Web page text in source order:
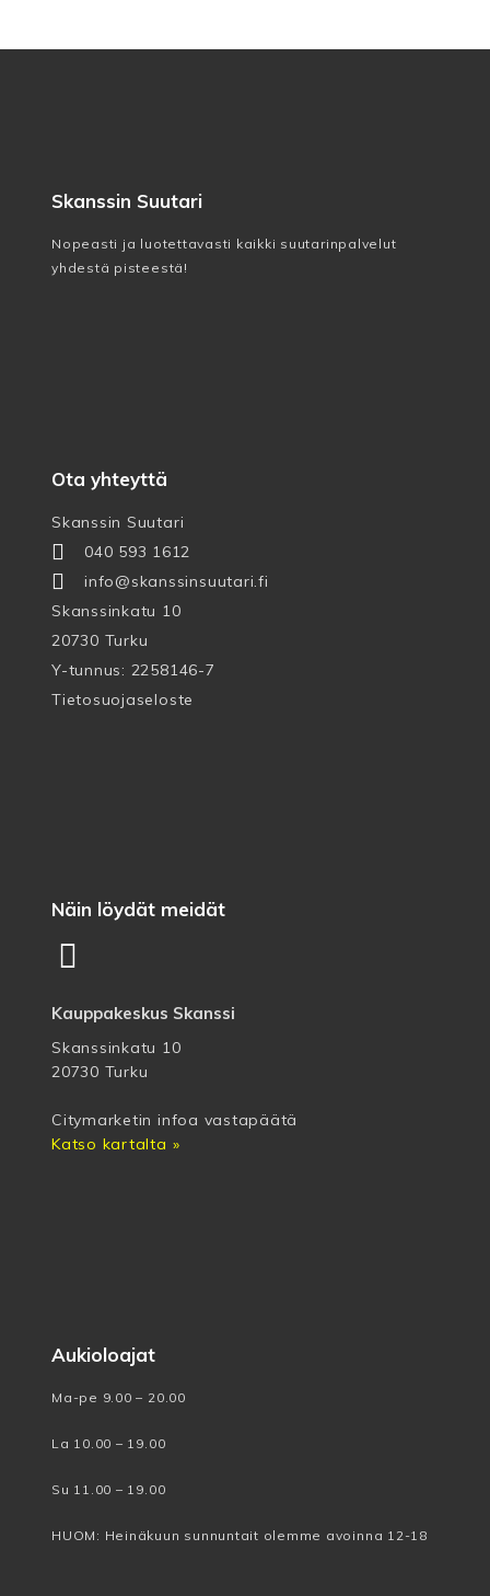
Skanssin Suutari
Nopeasti ja luotettavasti kaikki suutarinpalvelut
yhdestä pisteestä!
Ota yhteyttä
Skanssin Suutari
040 593 1612
info@skanssinsuutari.fi
Skanssinkatu 10
20730 Turku
Y-tunnus: 2258146-7
Tietosuojaseloste
Näin löydät meidät
Kauppakeskus Skanssi
Skanssinkatu 10
20730 Turku
Citymarketin infoa vastapäätä
Katso kartalta »
Aukioloajat
Ma-pe 9.00 – 20.00
La 10.00 – 19.00
Su 11.00 – 19.00
HUOM: Heinäkuun sunnuntait olemme avoinna 12-18